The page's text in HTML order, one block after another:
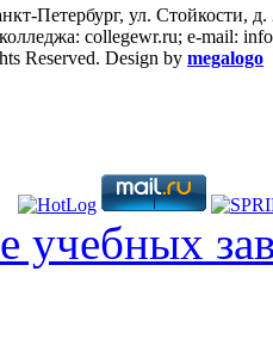
Петербург, ул. Стойкости,
collegewr.ru; e-mail:
Reserved. Design by megalogo
учебных